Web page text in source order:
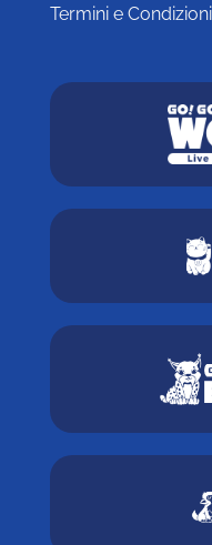
Termini e Condizioni